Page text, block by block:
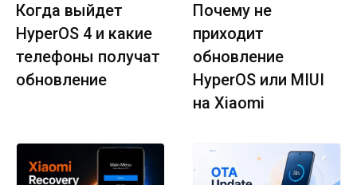
Когда выйдет
HyperOS 4 и какие
телефоны получат
обновление
Почему не
приходит
обновление
HyperOS или MIUI
на Xiaomi